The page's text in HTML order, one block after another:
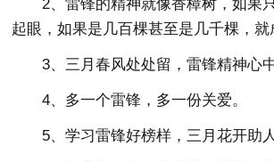
2、雷锋的精神就像香樟树，如果
起眼，如果是几百棵甚至是几千棵，就
3、三月春风处处留，雷锋精神心中
4、多一个雷锋，多一份关爱。
5、学习雷锋好榜样，三月花开助人